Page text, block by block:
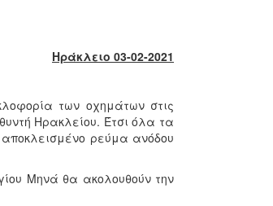
Ηράκλειο 03-02-2021
των οχημάτων στις
Ηρακλείου. Έτσι όλα τα
ρεύμα ανόδου
Μηνά θα ακολουθούν την